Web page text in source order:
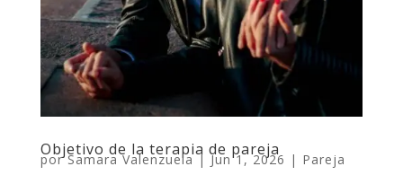
Objetivo de la terapia de pareja
por Samara Valenzuela| Jun 1, 2026 | Pareja